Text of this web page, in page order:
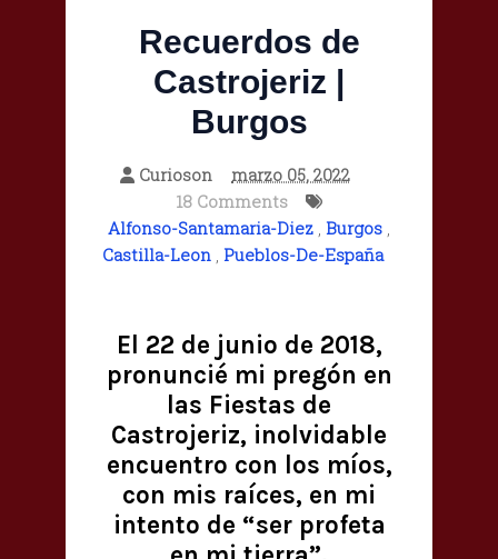
Recuerdos de
Castrojeriz |
Burgos
Curioson
marzo 05, 2022
18 Comments
Alfonso-Santamaria-Diez , Burgos ,
Castilla-Leon, Pueblos-De-España
El 22 de junio de 2018,
pronuncié mi pregón en
las Fiestas de
Castrojeriz, inolvidable
encuentro con los míos,
con mis raíces, en mi
intento de “ser profeta